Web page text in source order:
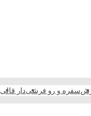
سفره و رو فرشیدار قالی